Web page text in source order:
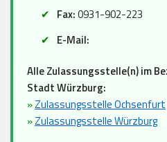
Fax:0931-902-223
E-Mail:
Alle Zulassungsstelle(n) im
Stadt Würzburg:
»Zulassungsstelle Ochsenfurt
»Zulassungsstelle Würzburg